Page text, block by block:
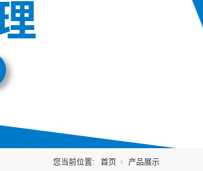
您当前位置: 首页 产品展示